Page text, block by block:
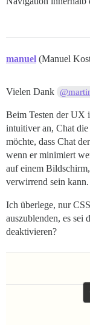
manuel (Manuel
Vielen Dank
Beim Testen der UX
intuitiver an, Chat
möchte, dass Chat
wenn er minimiert
auf einem
verwirrend sein kann.
Ich überlege, nur
auszublenden, es sei
deaktivieren?